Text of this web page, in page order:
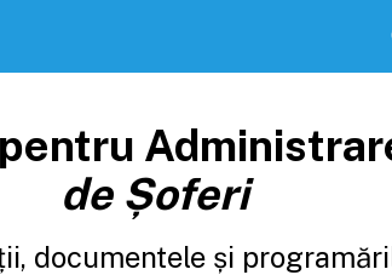
de Șoferi
documentele și